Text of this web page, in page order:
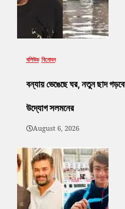
বলিউড বিনোদন
বন্যায় ভেঙেছে ঘর, নতুন ছাদ
উদ্যোগ সলমনের
August 6, 2026